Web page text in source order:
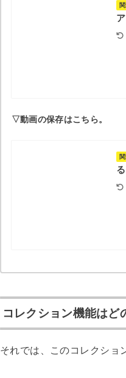
▽動画の保存はこちら。
コレクション機能はど
それでは、このコレクショ